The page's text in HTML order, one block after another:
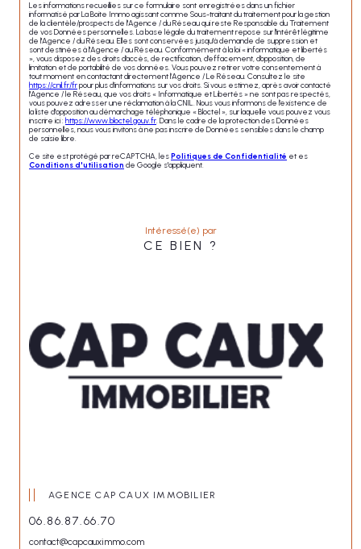
Les informations recueillies sur ce formulaire sont enregistrées dans un fichier
informatisé par La Boite Immo agissant comme Sous-traitant du traitement pour la gestion
de la clientèle/prospects de l'Agence / du Réseau qui reste Responsable du Traitement
de vos Données personnelles. La base légale du traitement repose sur l'intérêt légitime
de l'Agence / du Réseau. Elles sont conservées jusqu'à demande de suppression et
sont destinées à l'Agence / au Réseau. Conformément à la loi « informatique et libertés
», vous disposez des droits d’accès, de rectification, d’effacement, d’opposition, de
limitation et de portabilité de vos données. Vous pouvez retirer votre consentement à
tout moment en contactant directement l’Agence / Le Réseau. Consultez le site
https://cnil.fr/frpour plus d’informations sur vos droits. Si vous estimez, après avoir contacté
l'Agence / le Réseau, que vos droits « Informatique et Libertés » ne sont pas respectés,
vous pouvez adresser une réclamation à la CNIL. Nous vous informons de l’existence de
la liste d'opposition au démarchage téléphonique « Bloctel », sur laquelle vous pouvez vous
inscrire ici : https://www.bloctel.gouv.fr . Dans le cadre de la protection des Données
personnelles, nous vous invitons à ne pas inscrire de Données sensibles dans le champ
de saisie libre.
Ce site est protégé par reCAPTCHA, lesPolitiques de Confidentialité et es
Conditions d'utilisation de Google s'appliquent.
Intéressé(e) par
CE BIEN ?
AGENCE CAP CAUX IMMOBILIER
06.86.87.66.70
contact@capcauximmo.com